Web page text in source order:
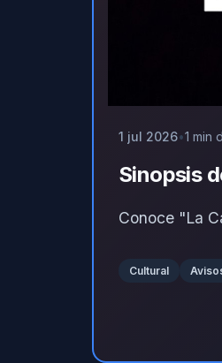
1 jul 2026 1 min
Sinopsis
Conoce "La
Cultural